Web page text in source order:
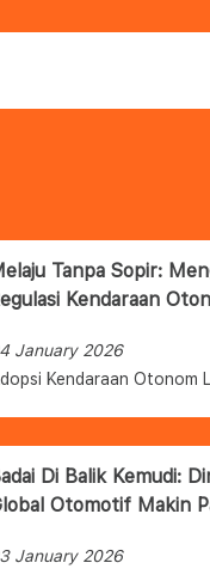
Tanpa Sopir:
Kendaraan
January 2026
Kendaraan Otonom
Di Balik Kemudi:
Otomotif Makin
January 2026